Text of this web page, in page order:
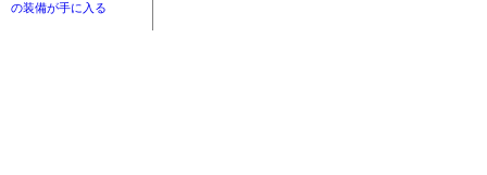
の装備が手に入る